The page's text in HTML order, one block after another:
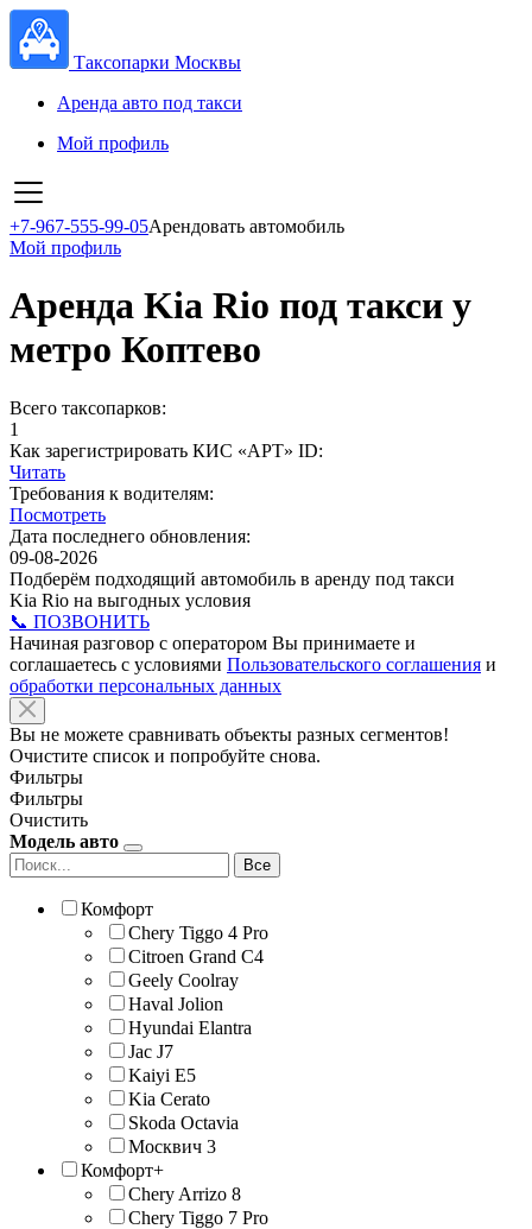
Таксопарки Москвы
Аренда авто под такси
Мой профиль
+7-967-555-99-05Арендовать автомобиль
Мой профиль
Аренда Kia Rio под такси у
метро Коптево
Всего таксопарков:
1
Как зарегистрировать КИС «АРТ» ID:
Читать
Требования к водителям:
Посмотреть
Дата последнего обновления:
09-08-2026
Подберём подходящий автомобиль в аренду под такси
Kia Rio на выгодных условия
📞 ПОЗВОНИТЬ
Начиная разговор с оператором Вы принимаете и
соглашаетесь с условиями Пользовательского соглашения и
обработки персональных данных
Вы не можете сравнивать объекты разных сегментов!
Очистите список и попробуйте снова.
Фильтры
Фильтры
Очистить
Модель авто
Все
Комфорт
Chery Tiggo 4 Pro
Citroen Grand C4
Geely Coolray
Haval Jolion
Hyundai Elantra
Jac J7
Kaiyi E5
Kia Cerato
Skoda Octavia
Москвич 3
Комфорт+
Chery Arrizo 8
Chery Tiggo 7 Pro